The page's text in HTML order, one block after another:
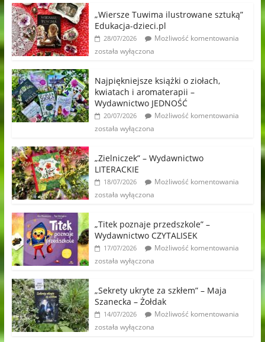
„Wiersze Tuwima ilustrowane sztuką”
Edukacja-dzieci.pl
28/07/2026
Możliwość komentowania
została wyłączona
Najpiękniejsze książki o ziołach,
kwiatach i aromaterapii –
Wydawnictwo JEDNOŚĆ
20/07/2026
Możliwość komentowania
została wyłączona
„Zielniczek” – Wydawnictwo
LITERACKIE
18/07/2026
Możliwość komentowania
została wyłączona
„Titek poznaje przedszkole” –
Wydawnictwo CZYTALISEK
17/07/2026
Możliwość komentowania
została wyłączona
„Sekrety ukryte za szkłem” – Maja
Szanecka – Żołdak
14/07/2026
Możliwość komentowania
została wyłączona